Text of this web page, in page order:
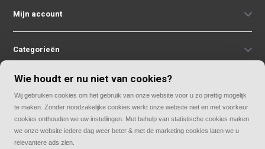
Mijn account
Categorieën
Contact
Wie houdt er nu niet van cookies?
Wij gebruiken cookies om het gebruik van onze website voor u zo prettig mogelijk
te maken. Zonder noodzakelijke cookies werkt onze website niet en met voorkeur
cookies onthouden we uw instellingen. Met behulp van statistische cookies maken
we onze website iedere dag weer beter & met de marketing cookies laten we u
relevantere ads zien.